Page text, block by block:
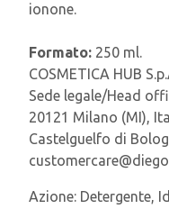
ionone.
Formato: 250 ml.
COSMETICA HUB
Sede legale/Head
20121 Milano (MI),
Castelguelfo di
Azione: Detergente,